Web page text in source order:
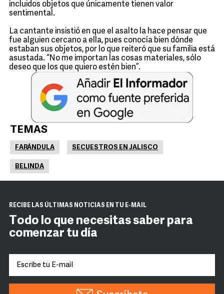
incluidos objetos que únicamente tienen valor
sentimental.
La cantante insistió en que el asalto la hace pensar que
fue alguien cercano a ella, pues conocía bien dónde
estaban sus objetos, por lo que reiteró que su familia está
asustada. “No me importan las cosas materiales, sólo
deseo que los que quiero estén bien”.
TEMAS
FARÁNDULA SECUESTROS EN JALISCO
BELINDA
RECIBE LAS ÚLTIMAS NOTICIAS EN TU E-MAIL
Todo lo que necesitas saber para
comenzar tu día